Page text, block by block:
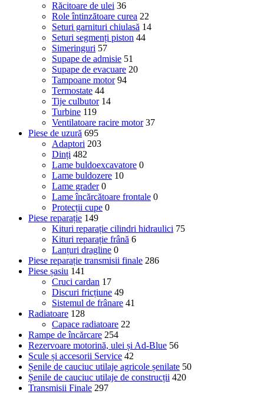
Răcitoare de ulei 36
Role întinzătoare curea 22
Seturi garnituri chiulasă 14
Seturi segmenți piston 44
Simeringuri 57
Supape de admisie 51
Supape de evacuare 20
Tampoane motor 94
Termostate 44
Tije culbutor 14
Turbine 119
Ventilatoare racire motor 37
Piese de uzură 695
Adaptori 203
Dinți 482
Lame buldoexcavatore 0
Lame buldozere 10
Lame grader 0
Lame încărcătoare frontale 0
Protecții cupe 0
Piese reparație 149
Kituri reparație cilindri hidraulici 75
Kituri reparație frână 6
Lanțuri dragline 0
Piese reparație transmisii finale 286
Piese șasiu 141
Cruci cardan 17
Discuri fricțiune 49
Sistemul de frânare 41
Radiatoare 128
Capace radiatoare 22
Rampe de încărcare 254
Rezervoare motorină, ulei și Ad-Blue 56
Scule și accesorii Service 42
Șenile de cauciuc utilaje agricole șenilate 50
Șenile de cauciuc utilaje de construcții 420
Transmisii Finale 297